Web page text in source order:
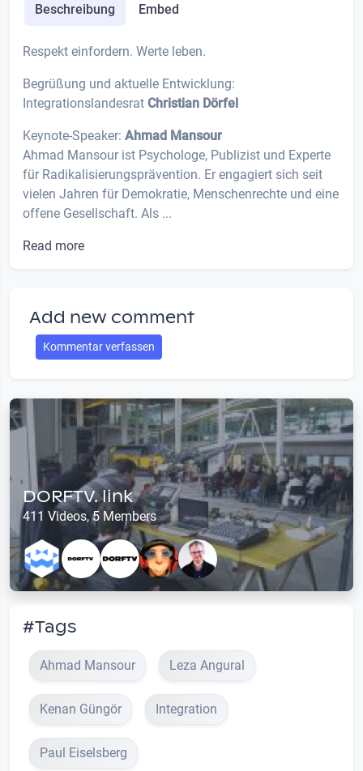
Beschreibung Embed
Respekt einfordern. Werte leben.
Begrüßung und aktuelle Entwicklung:
Integrationslandesrat Christian Dörfel
Keynote-Speaker: Ahmad Mansour
Ahmad Mansour ist Psychologe, Publizist und Experte
für Radikalisierungsprävention. Er engagiert sich seit
vielen Jahren für Demokratie, Menschenrechte und eine
offene Gesellschaft. Als ...
Read more
Add new comment
Kommentar verfassen
DORFTV. link
411 Videos, 5 Members
#Tags
Ahmad Mansour Leza Angural
Kenan Güngör Integration
Paul Eiselsberg